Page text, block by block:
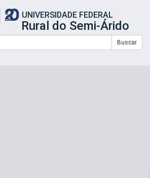
UNIVERSIDADE FEDERAL
Rural do Semi-Árido
Buscar